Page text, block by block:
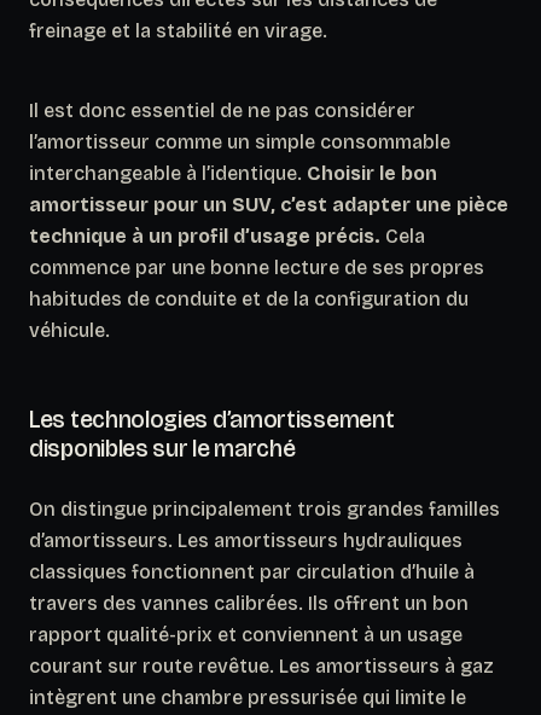
freinage et la stabilité en virage.
Il est donc essentiel de ne pas considérer
l’amortisseur comme un simple consommable
interchangeable à l’identique. Choisir le bon
amortisseur pour un SUV, c’est adapter une pièce
technique à un profil d’usage précis. Cela
commence par une bonne lecture de ses propres
habitudes de conduite et de la configuration du
véhicule.
Les technologies d’amortissement
disponibles sur le marché
On distingue principalement trois grandes familles
d’amortisseurs. Les amortisseurs hydrauliques
classiques fonctionnent par circulation d’huile à
travers des vannes calibrées. Ils offrent un bon
rapport qualité-prix et conviennent à un usage
courant sur route revêtue. Les amortisseurs à gaz
intègrent une chambre pressurisée qui limite le